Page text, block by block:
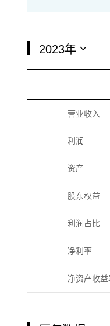
营业收入
利润
资产
股东权益
利润占比
净利率
净资产收益